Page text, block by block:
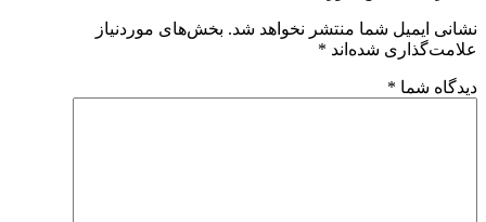
نشانی ایمیل شما منتشر نخواهد شد. بخش‌های موردنیاز
علامت‌گذاری شده‌اند *
دیدگاه شما *